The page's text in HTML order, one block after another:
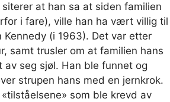
at han sa at siden familien
i fare), ville han ha vært villig til
(i 1963). Det var etter
samt trusler om at familien hans
seg sjøl. Han ble funnet og
strupen hans med en jernkrok.
som ble krevd av